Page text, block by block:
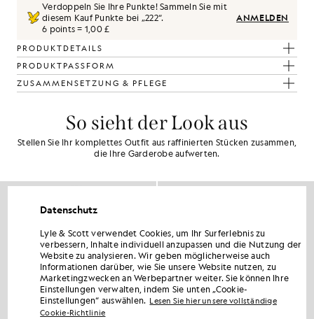
Verdoppeln Sie Ihre Punkte! Sammeln Sie mit
diesem Kauf Punkte bei „222“.
6 points = 1,00 £
ANMELDEN
PRODUKTDETAILS
PRODUKTPASSFORM
ZUSAMMENSETZUNG & PFLEGE
So sieht der Look aus
Stellen Sie Ihr komplettes Outfit aus raffinierten Stücken zusammen,
die Ihre Garderobe aufwerten.
Datenschutz
Lyle & Scott verwendet Cookies, um Ihr Surferlebnis zu
verbessern, Inhalte individuell anzupassen und die Nutzung der
Website zu analysieren. Wir geben möglicherweise auch
Informationen darüber, wie Sie unsere Website nutzen, zu
Marketingzwecken an Werbepartner weiter. Sie können Ihre
Einstellungen verwalten, indem Sie unten „Cookie-
Einstellungen“ auswählen. Lesen Sie hier unsere vollständige
Cookie-Richtlinie